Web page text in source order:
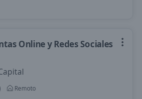
Online y Redes Sociales
Remoto